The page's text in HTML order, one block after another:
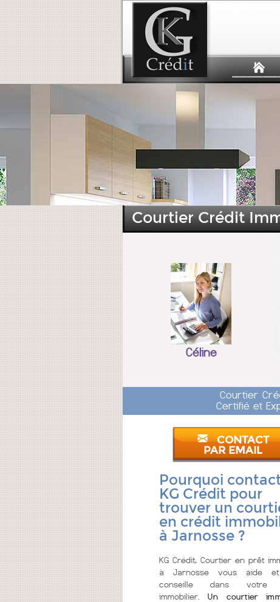
Courtier Crédit
Céline
Courtier
Certifié et
CONTACT
PAR EMAIL
Pourquoi
KG Crédit pour
trouver un
en crédit
à Jarnosse ?
KG Crédit, Courtier en prêt
à Jarnosse vous aide
conseille dans votre
immobilier. Un courtier